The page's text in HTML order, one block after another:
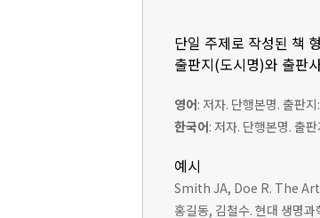
단일 주제로 작성된 책
출판지(도시명)와 출판
영어: 저자. 단행본명. 출판
한국어: 저자. 단행본명. 출
예시
Smith JA, Doe R. The
홍길동, 김철수. 현대 생명